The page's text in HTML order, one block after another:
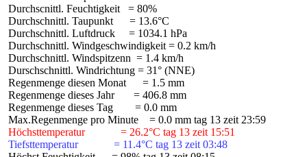
Durchscnittl. Feuchtigkeit   = 80%
Durchschnittl. Taupunkt      = 13.6°C
Durchschnittl. Luftdruck     = 1034.1 hPa
Durchschnittl. Windgeschwindigkeit = 0.2 km/h
Durchschnittl. Windspitzenn  = 1.4 km/h
Durschschnittl. Windrichtung = 31° (NNE)
Regenmenge diesen Monat      = 1.5 mm
Regenmenge dieses Jahr       = 406.8 mm
Regenmenge dieses Tag        = 0.0 mm
Höchsttemperatur             = 26.2°C tag 13 zeit 15:51
Tiefsttemperatur             = 11.4°C tag 13 zeit 03:48